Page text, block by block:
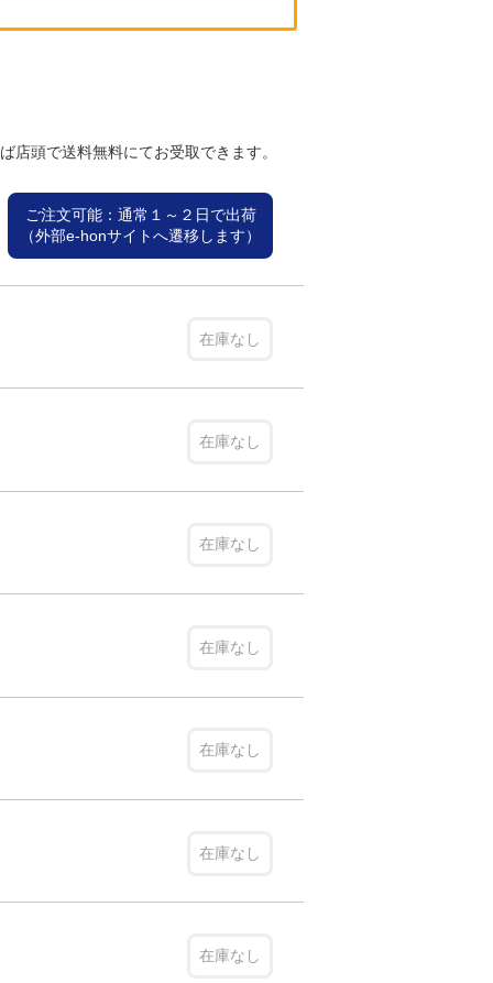
頭で送料無料にてお受取できます。
ご注文可能：通常１～２日で出荷
（外部e-honサイトへ遷移します）
在庫なし
在庫なし
在庫なし
在庫なし
在庫なし
在庫なし
在庫なし